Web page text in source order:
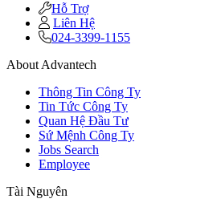
Hỗ Trợ
Liên Hệ
024-3399-1155
About Advantech
Thông Tin Công Ty
Tin Tức Công Ty
Quan Hệ Đầu Tư
Sứ Mệnh Công Ty
Jobs Search
Employee
Tài Nguyên